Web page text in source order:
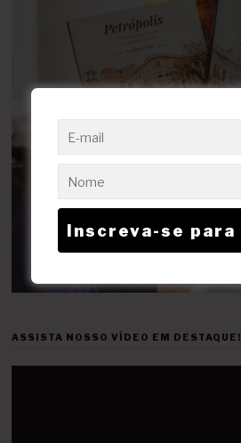
ASSISTA NOSSO VÍDEO EM DESTAQUE!